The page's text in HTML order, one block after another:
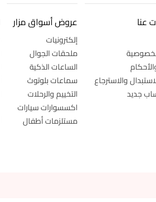
عنا
والاسترجاع
جديد
عروض أسواق مزار
إلكترونيات
ملحقات الجوال
الساعات الذكية
سماعات بلوتوث
التخييم والرحلات
اكسسوارات سيارات
مستلزمات أطفال